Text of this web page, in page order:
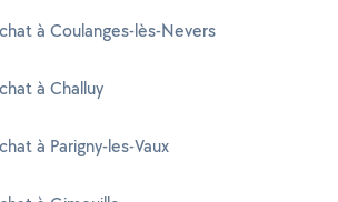
à Coulanges-lès-Nevers
à Challuy
à Parigny-les-Vaux